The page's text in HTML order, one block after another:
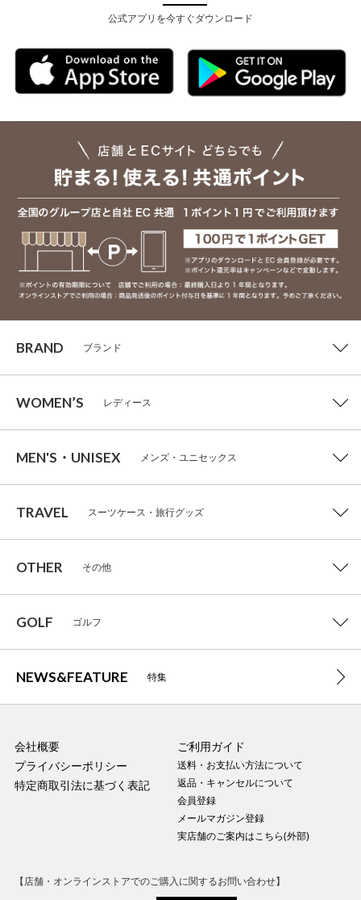
公式アプリを今すぐダウンロード
BRAND ブランド
WOMEN’S レディース
MEN'S・UNISEX メンズ・ユニセックス
TRAVEL スーツケース・旅行グッズ
OTHER その他
GOLF ゴルフ
NEWS&FEATURE 特集
会社概要
プライバシーポリシー
特定商取引法に基づく表記
ご利用ガイド
送料・お支払い方法について
返品・キャンセルについて
会員登録
メールマガジン登録
実店舗のご案内はこちら(外部)
【店舗・オンラインストアでのご購入に関するお問い合わせ】